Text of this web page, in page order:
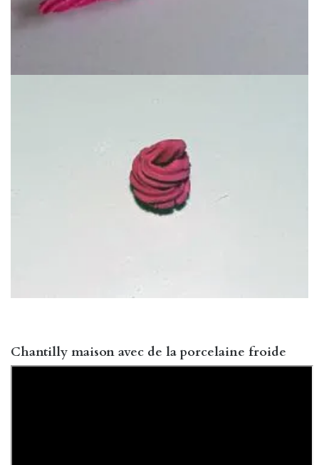
Chantilly maison avec de la porcelaine froide